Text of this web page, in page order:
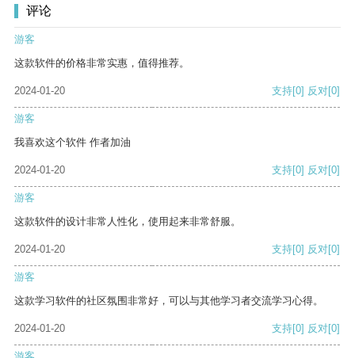
评论
游客
这款软件的价格非常实惠，值得推荐。
2024-01-20 支持[0] 反对[0]
游客
我喜欢这个软件 作者加油
2024-01-20 支持[0] 反对[0]
游客
这款软件的设计非常人性化，使用起来非常舒服。
2024-01-20 支持[0] 反对[0]
游客
这款学习软件的社区氛围非常好，可以与其他学习者交流学习心得。
2024-01-20 支持[0] 反对[0]